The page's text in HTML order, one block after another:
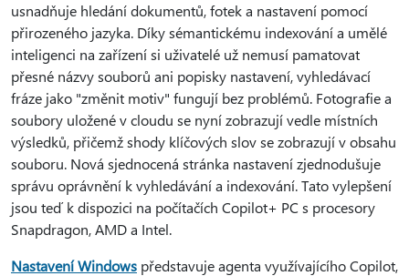
usnadňuje hledání dokumentů, fotek a nastavení pomocí
přirozeného jazyka. Díky sémantickému indexování a umělé
inteligenci na zařízení si uživatelé už nemusí pamatovat
přesné názvy souborů ani popisky nastavení, vyhledávací
fráze jako "změnit motiv" fungují bez problémů. Fotografie a
soubory uložené v cloudu se nyní zobrazují vedle místních
výsledků, přičemž shody klíčových slov se zobrazují v obsahu
souboru. Nová sjednocená stránka nastavení zjednodušuje
správu oprávnění k vyhledávání a indexování. Tato vylepšení
jsou teď k dispozici na počítačích Copilot+ PC s procesory
Snapdragon, AMD a Intel.
Nastavení Windows představuje agenta využívajícího Copilot,